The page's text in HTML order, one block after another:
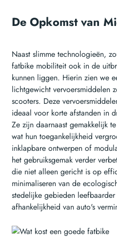
De Opkomst van
Naast slimme technologieën,
fatbike mobiliteit ook in de
kunnen liggen. Hierin zien we
lichtgewicht vervoersmiddelen
scooters. Deze
ideaal voor korte afstanden in
Ze zijn daarnaast gemakkelijk
wat hun toegankelijkheid
inklapbare ontwerpen of
het gebruiksgemak verder
die niet alleen gericht is op
minimaliseren van de
stedelijke gebieden
afhankelijkheid van auto's